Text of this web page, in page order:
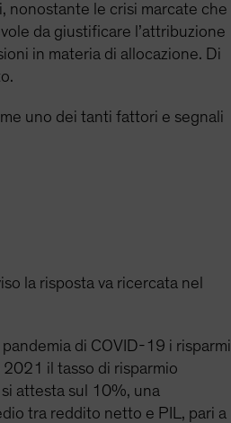
nonostante le crisi marcate che
da giustificare l’attribuzione
in materia di allocazione. Di
uno dei tanti fattori e segnali
la risposta va ricercata nel
di COVID-19 i risparmi
il tasso di risparmio
attesta sul 10%, una
tra reddito netto e PIL, pari a